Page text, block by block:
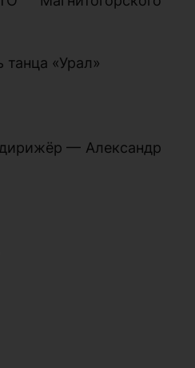
«Урал»
— Александр